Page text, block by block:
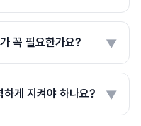
꼭 필요한가요? ▼
게 지켜야 하나요? ▼